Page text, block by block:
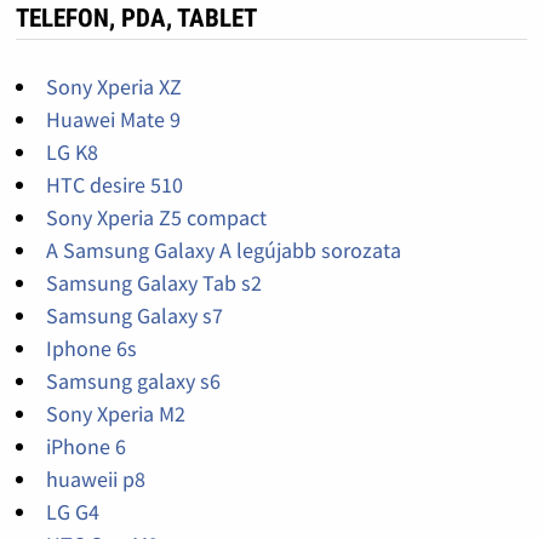
TELEFON, PDA, TABLET
Sony Xperia XZ
Huawei Mate 9
LG K8
HTC desire 510
Sony Xperia Z5 compact
A Samsung Galaxy A legújabb sorozata
Samsung Galaxy Tab s2
Samsung Galaxy s7
Iphone 6s
Samsung galaxy s6
Sony Xperia M2
iPhone 6
huaweii p8
LG G4